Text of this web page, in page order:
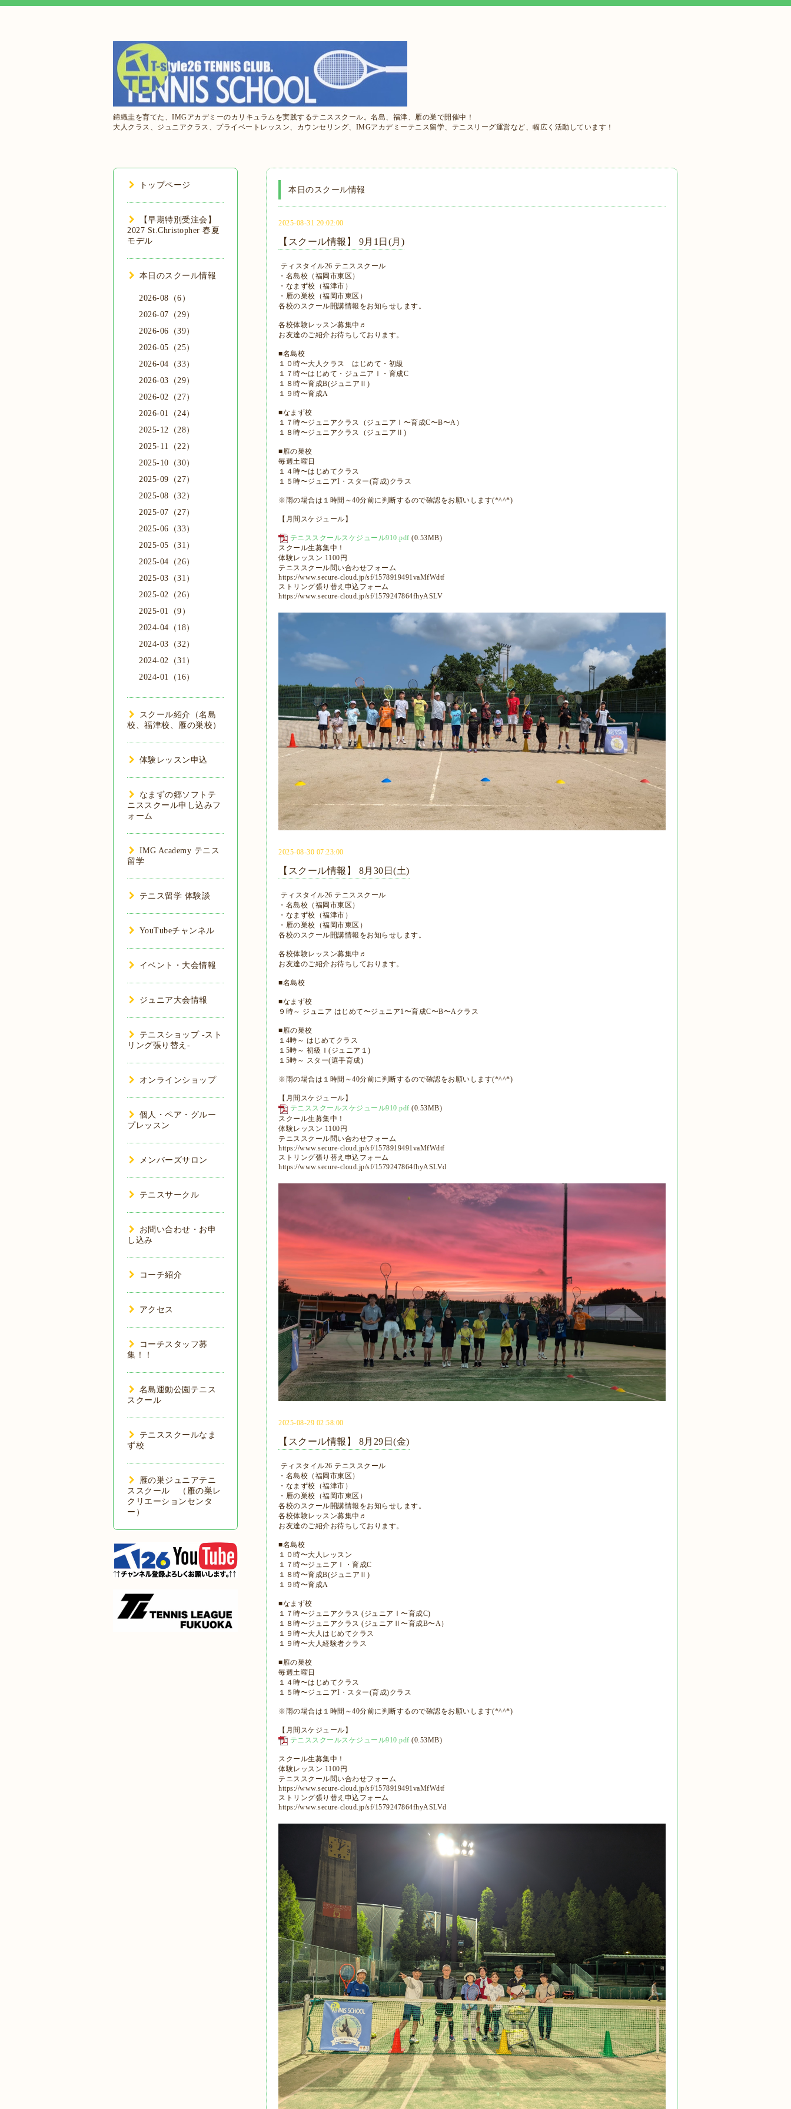
錦織圭を育てた、IMGアカデミーのカリキュラムを実践するテニススクール。名島、福津、雁の巣で開催中！
大人クラス、ジュニアクラス、プライベートレッスン、カウンセリング、IMGアカデミーテニス留学、テニスリーグ運営など、幅広く活動しています！
本日のスクール情報
2025-08-31 20:02:00
【スクール情報】 9月1日(月)
ティスタイル26 テニススクール
・名島校（福岡市東区）
・なまず校（福津市）
・雁の巣校（福岡市東区）
各校のスクール開講情報をお知らせします。
各校体験レッスン募集中♬
お友達のご紹介お待ちしております。
■名島校
１０時〜大人クラス はじめて・初級
１７時〜はじめて・ジュニアⅠ・育成C
１８時〜育成B(ジュニアⅡ)
１９時〜育成A
■なまず校
１７時〜ジュニアクラス（ジュニアⅠ〜育成C〜B〜A）
１８時〜ジュニアクラス（ジュニアⅡ)
■雁の巣校
毎週土曜日
１４時〜はじめてクラス
１５時〜ジュニアI・スター(育成)クラス
※雨の場合は１時間～40分前に判断するので確認をお願いします(*^^*)
【月間スケジュール】
テニススクールスケジュール910.pdf (0.53MB)
スクール生募集中！
体験レッスン 1100円
テニススクール問い合わせフォーム
https://www.secure-cloud.jp/sf/1578919491vaMfWdtf
ストリング張り替え申込フォーム
https://www.secure-cloud.jp/sf/1579247864fhyASLV
2025-08-30 07:23:00
【スクール情報】 8月30日(土)
ティスタイル26 テニススクール
・名島校（福岡市東区）
・なまず校（福津市）
・雁の巣校（福岡市東区）
各校のスクール開講情報をお知らせします。
各校体験レッスン募集中♬
お友達のご紹介お待ちしております。
■名島校
■なまず校
９時～ ジュニア はじめて〜ジュニア1〜育成C〜B〜Aクラス
■雁の巣校
１4時～ はじめてクラス
１5時～ 初級Ｉ(ジュニア１)
１5時～ スター(選手育成)
※雨の場合は１時間～40分前に判断するので確認をお願いします(*^^*)
【月間スケジュール】
テニススクールスケジュール910.pdf (0.53MB)
スクール生募集中！
体験レッスン 1100円
テニススクール問い合わせフォーム
https://www.secure-cloud.jp/sf/1578919491vaMfWdtf
ストリング張り替え申込フォーム
https://www.secure-cloud.jp/sf/1579247864fhyASLVd
2025-08-29 02:58:00
【スクール情報】 8月29日(金)
ティスタイル26 テニススクール
・名島校（福岡市東区）
・なまず校（福津市）
・雁の巣校（福岡市東区）
各校のスクール開講情報をお知らせします。
各校体験レッスン募集中♬
お友達のご紹介お待ちしております。
■名島校
１０時〜大人レッスン
１７時〜ジュニアⅠ・育成C
１８時〜育成B(ジュニアⅡ)
１９時〜育成A
■なまず校
１７時〜ジュニアクラス (ジュニアⅠ〜育成C)
１８時〜ジュニアクラス (ジュニアⅡ〜育成B〜A）
１９時〜大人はじめてクラス
１９時〜大人経験者クラス
■雁の巣校
毎週土曜日
１４時〜はじめてクラス
１５時〜ジュニアI・スター(育成)クラス
※雨の場合は１時間～40分前に判断するので確認をお願いします(*^^*)
【月間スケジュール】
テニススクールスケジュール910.pdf (0.53MB)
スクール生募集中！
体験レッスン 1100円
テニススクール問い合わせフォーム
https://www.secure-cloud.jp/sf/1578919491vaMfWdtf
ストリング張り替え申込フォーム
https://www.secure-cloud.jp/sf/1579247864fhyASLVd
トップページ
【早期特別受注会】
2027 St.Christopher 春夏
モデル
本日のスクール情報
2026-08（6）
2026-07（29）
2026-06（39）
2026-05（25）
2026-04（33）
2026-03（29）
2026-02（27）
2026-01（24）
2025-12（28）
2025-11（22）
2025-10（30）
2025-09（27）
2025-08（32）
2025-07（27）
2025-06（33）
2025-05（31）
2025-04（26）
2025-03（31）
2025-02（26）
2025-01（9）
2024-04（18）
2024-03（32）
2024-02（31）
2024-01（16）
スクール紹介（名島
校、福津校、雁の巣校）
体験レッスン申込
なまずの郷ソフトテ
ニススクール申し込みフ
ォーム
IMG Academy テニス
留学
テニス留学 体験談
YouTubeチャンネル
イベント・大会情報
ジュニア大会情報
テニスショップ -スト
リング張り替え-
オンラインショップ
個人・ペア・グルー
プレッスン
メンバーズサロン
テニスサークル
お問い合わせ・お申
し込み
コーチ紹介
アクセス
コーチスタッフ募
集！！
名島運動公園テニス
スクール
テニススクールなま
ず校
雁の巣ジュニアテニ
ススクール （雁の巣レ
クリエーションセンタ
ー）